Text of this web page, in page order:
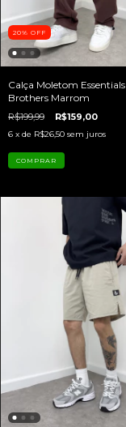
20% OFF
Calça Moletom Essentials
Brothers Marrom
R$199,99 R$159,00
6 x de R$26,50 sem juros
COMPRAR